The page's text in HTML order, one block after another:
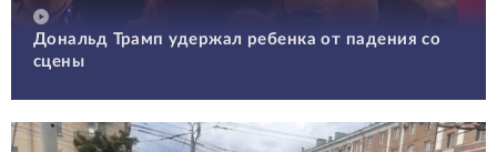
Дональд Трамп удержал ребенка от падения со
сцены